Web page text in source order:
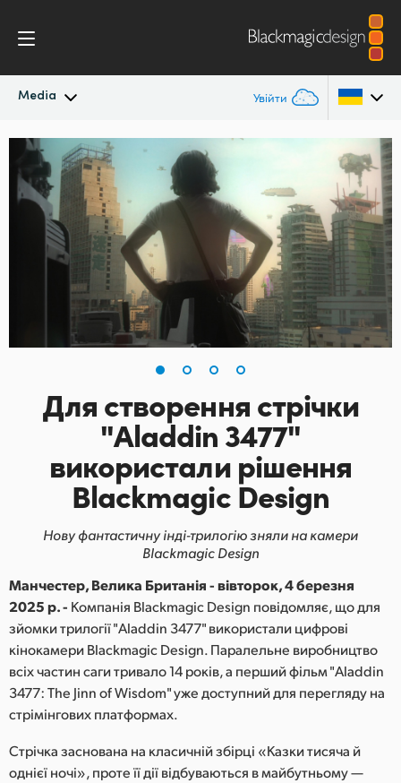
Media Увійти
Останні новини
Архів новин
Галерея зображень
Argentina
Australia
Austria
Brazil
Canada
China
Finland
Germany
Hong Kong SAR, China
Italy
Japan
Korea
Malaysia
Для створеннястрічки
"Aladdin 3477"
використали рішення
Blackmagic Design
Нову фантастичну інді-трилогію зняли на камери
Blackmagic Design
Манчестер, Велика Британія - вівторок, 4 березня
2025 р. - Компанія Blackmagic Design повідомляє, що для
зйомки трилогії "Aladdin 3477" використали цифрові
кінокамери Blackmagic Design. Паралельне виробництво
всіх частин саги тривало 14 років, а перший фільм "Aladdin
3477: The Jinn of Wisdom" уже доступний для перегляду на
стрімінгових платформах.
Стрічка заснована на класичній збірці «Казки тисяча й
однієї ночі», проте її дії відбуваються в майбутньому —